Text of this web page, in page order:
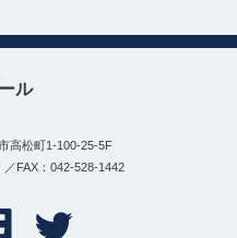
ル
高松町1-100-25-5F
FAX：042-528-1442